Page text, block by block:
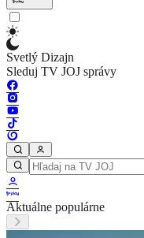
Svetlý Dizajn
Sleduj TV JOJ správy
Aktuálne populárne